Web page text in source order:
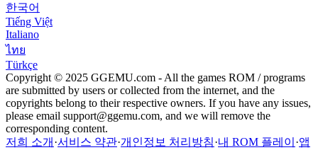
한국어
Tiếng Việt
Italiano
ไทย
Türkçe
Copyright © 2025 GGEMU.com - All the games ROM / programs
are submitted by users or collected from the internet, and the
copyrights belong to their respective owners. If you have any issues,
please email support@ggemu.com, and we will remove the
corresponding content.
저희 소개 ·서비스 약관·개인정보 처리방침·내 ROM 플레이 ·앱